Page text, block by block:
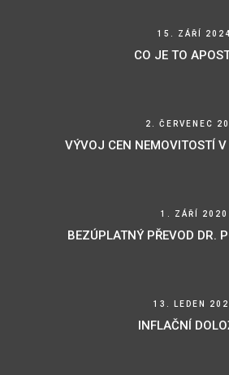
15. ZÁŘÍ 2024
CO JE TO
2. ČERVENEC
VÝVOJ CEN NEMOVITOSTÍ
1. ZÁŘÍ 2020
BEZÚPLATNÝ PŘEVOD DR.
13. LEDEN
INFLAČNÍ